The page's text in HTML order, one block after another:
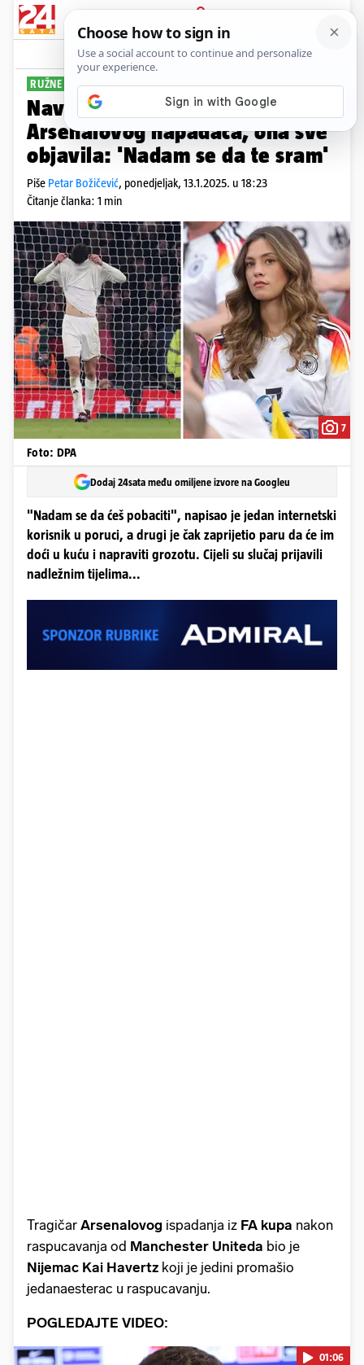
PRIJAVA
Sport Komentari
RUŽNE SCENE
Navijači gnjusno prijetili supruzi
Arsenalovog napadača, ona sve
objavila: 'Nadam se da te sram'
Piše Petar Božičević, ponedjeljak, 13.1.2025. u 18:23
Čitanje članka: 1 min
7
Foto: DPA
Dodaj 24sata među omiljene izvore na Googleu
"Nadam se da ćeš pobaciti", napisao je jedan internetski
korisnik u poruci, a drugi je čak zaprijetio paru da će im
doći u kuću i napraviti grozotu. Cijeli su slučaj prijavili
nadležnim tijelima...
Tragičar Arsenalovog ispadanja iz FA kupa nakon
raspucavanja od Manchester Uniteda bio je
Nijemac Kai Havertz koji je jedini promašio
jedanaesterac u raspucavanju.
POGLEDAJTE VIDEO:
01:06